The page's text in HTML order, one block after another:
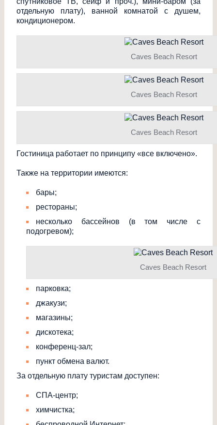
отдельную плату), ванной комнатой с душем,
кондиционером.
Caves Beach Resort
Caves Beach Resort
Caves Beach Resort
Гостиница работает по принципу «все включено».
Также на территории имеются:
бары;
рестораны;
несколько бассейнов (в том числе с
подогревом);
Caves Beach Resort
парковка;
джакузи;
магазины;
дискотека;
конференц-зал;
пункт обмена валют.
За отдельную плату туристам доступен:
СПА-центр;
химчистка;